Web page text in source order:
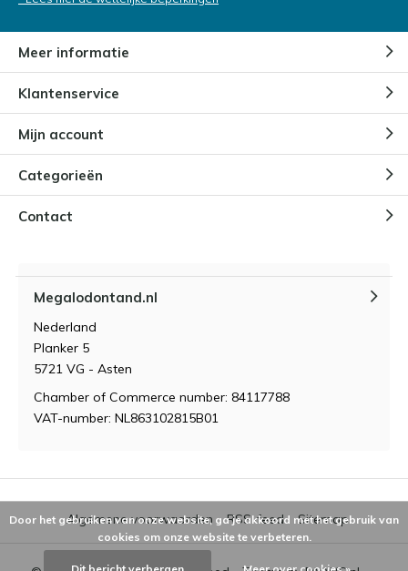
Meer informatie
Klantenservice
Mijn account
Categorieën
Contact
Megalodontand.nl
Nederland
Planker 5
5721 VG - Asten
Chamber of Commerce number: 84117788
VAT-number: NL863102815B01
Algemene voorwaarden RSS-feed Sitemap
Door het gebruiken van onze website, ga je akkoord met het gebruik van
cookies om onze website te verbeteren.